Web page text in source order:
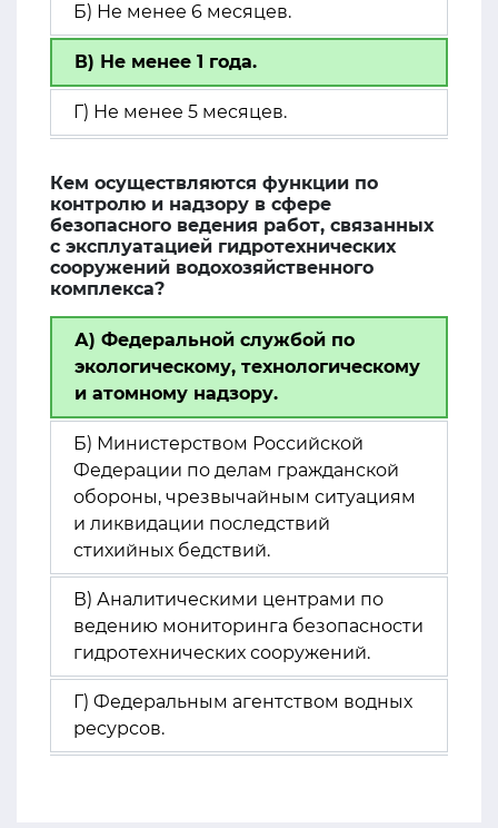
Б) Не менее 6 месяцев.
В) Не менее 1 года.
Г) Не менее 5 месяцев.
Кем осуществляются функции по
контролю и надзору в сфере
безопасного ведения работ, связанных
с эксплуатацией гидротехнических
сооружений водохозяйственного
комплекса?
А) Федеральной службой по
экологическому, технологическому
и атомному надзору.
Б) Министерством Российской
Федерации по делам гражданской
обороны, чрезвычайным ситуациям
и ликвидации последствий
стихийных бедствий.
В) Аналитическими центрами по
ведению мониторинга безопасности
гидротехнических сооружений.
Г) Федеральным агентством водных
ресурсов.